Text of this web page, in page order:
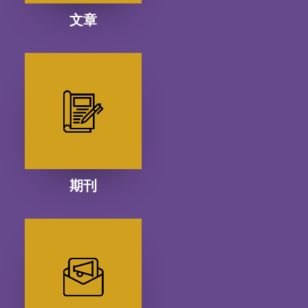
文章
期刊